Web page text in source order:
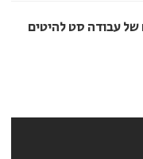
עבודה סט להיטים